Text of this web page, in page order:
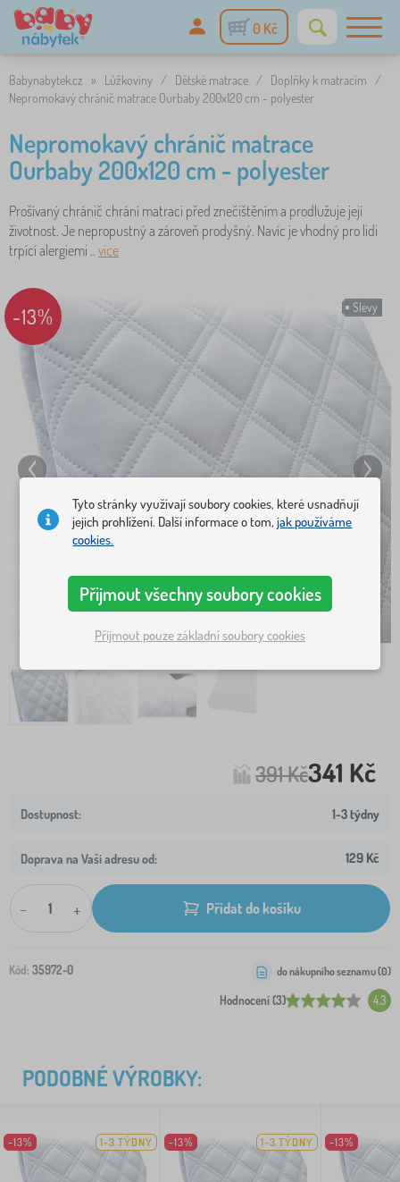
0 Kč
Babynabytek.cz » Lůžkoviny / Dětské matrace / Doplňky k matracím
/
Nepromokavý chránič matrace Ourbaby 200x120 cm - polyester
Nepromokavý chránič matrace
Ourbaby 200x120 cm - polyester
Prošívaný chránič chrání matraci před znečištěním a prodlužuje její
životnost. Je nepropustný a zároveň prodyšný. Navíc je vhodný pro lidi
trpící alergiemi .. více
Slevy
-13%
391 Kč341 Kč
1-3 týdny
Doprava na Vaši adresu od: 129 Kč
- + Přidat do košíku
Kód: 35972-0
Hodnocení (3) 4.3
do nákupního seznamu (0)
PODOBNÉ VÝROBKY:
-13% 1-3 TÝDNY -13% 1-3 TÝDNY -13%
Tyto stránky využívají soubory cookies, které usnadňují
jejich prohlížení. Další informace o tom,jak používáme
cookies.
Přijmout všechny soubory cookies
Přijmout pouze základní soubory cookies